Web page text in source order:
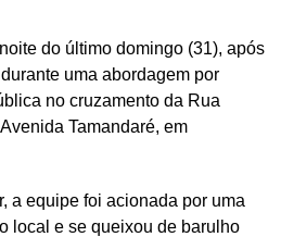
do último domingo (31), após
uma abordagem por
no cruzamento da Rua
Tamandaré, em
a equipe foi acionada por uma
local e se queixou de barulho